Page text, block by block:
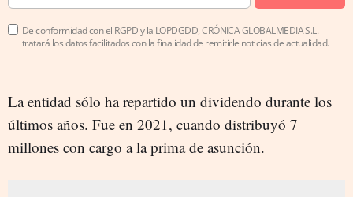
De conformidad con el RGPD y la LOPDGDD, CRÓNICA GLOBALMEDIA S.L.
tratará los datos facilitados con la finalidad de remitirle noticias de actualidad.
La entidad sólo ha repartido un dividendo durante los
últimos años. Fue en 2021, cuando distribuyó 7
millones con cargo a la prima de asunción.